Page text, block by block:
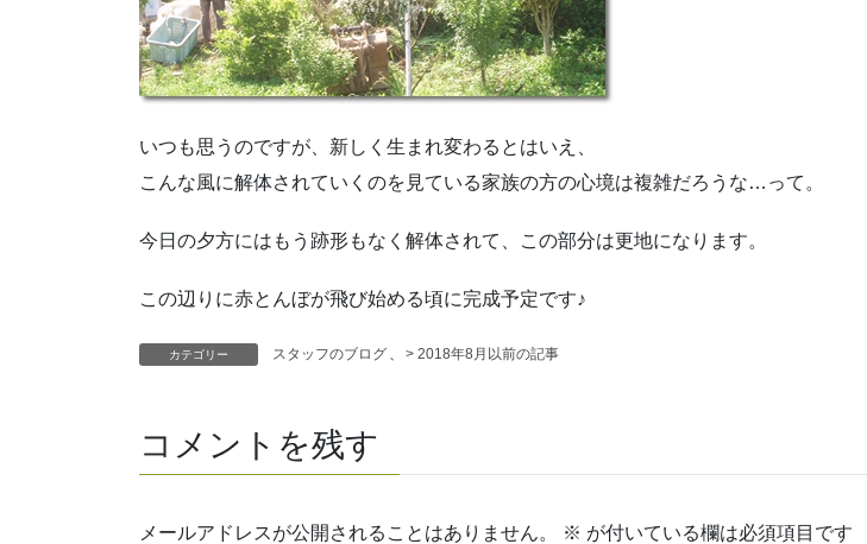
いつも思うのですが、新しく生まれ変わるとはいえ、
こんな風に解体されていくのを見ている家族の方の心境は複雑だろうな…って。
今日の夕方にはもう跡形もなく解体されて、この部分は更地になります。
この辺りに赤とんぼが飛び始める頃に完成予定です♪
カテゴリー スタッフのブログ 、 > 2018年8月以前の記事
コメントを残す
メールアドレスが公開されることはありません。 ※ が付いている欄は必須項目です